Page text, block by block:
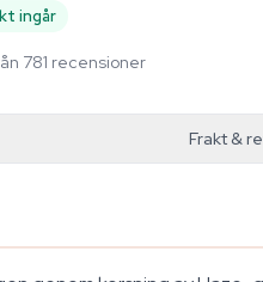
ingår
781 recensioner
Frakt &